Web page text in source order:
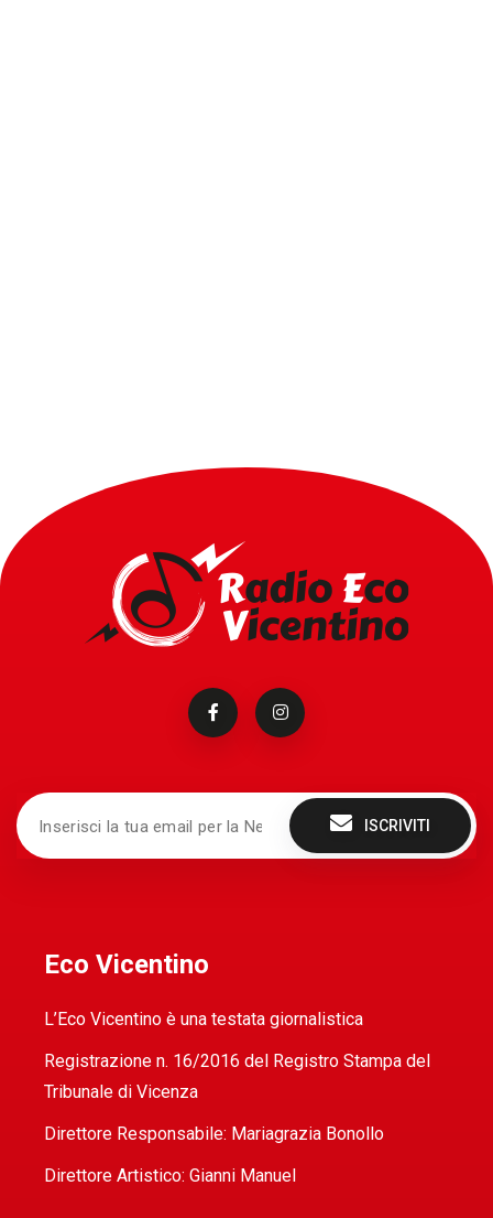
ISCRIVITI
Eco Vicentino
L’Eco Vicentino è una testata giornalistica
Registrazione n. 16/2016 del Registro Stampa del
Tribunale di Vicenza
Direttore Responsabile: Mariagrazia Bonollo
Direttore Artistico: Gianni Manuel